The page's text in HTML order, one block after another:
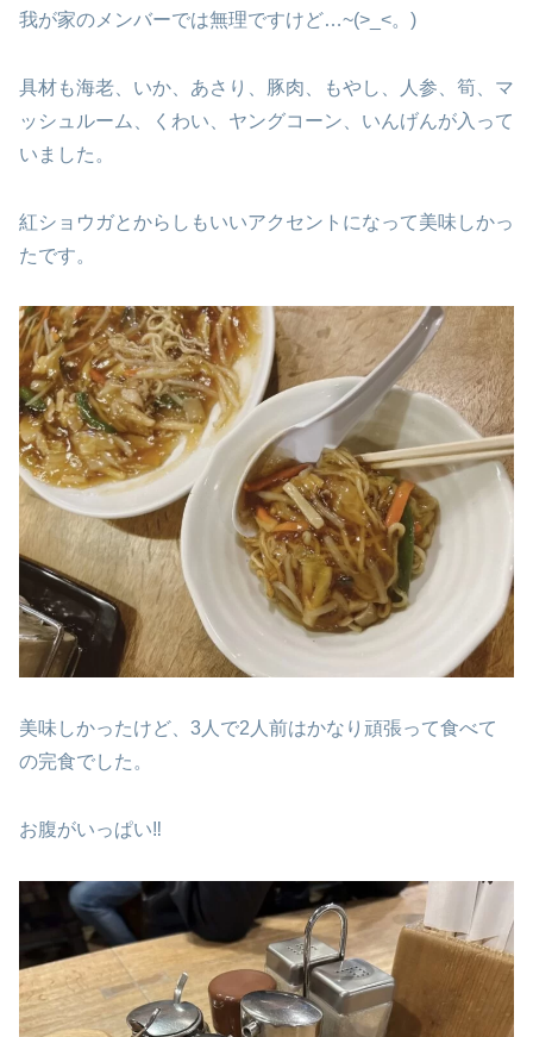
我が家のメンバーでは無理ですけど…~(>_<。)
具材も海老、いか、あさり、豚肉、もやし、人参、筍、マ
ッシュルーム、くわい、ヤングコーン、いんげんが入って
いました。
紅ショウガとからしもいいアクセントになって美味しかっ
たです。
美味しかったけど、3人で2人前はかなり頑張って食べて
の完食でした。
お腹がいっぱい‼